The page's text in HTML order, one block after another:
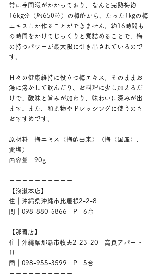
常に手間暇がかかっており、なんと完熟梅約
16kg分（約650粒）の梅酢から、たった1kgの梅
エキスしか作ることができません。約16時間も
の時間をかけてじっくりと煮詰めることで、梅
の持つパワーが最大限に引き出されているので
す。
日々の健康維持に役立つ梅エキス。そのままお
湯に溶かして飲んだり、お料理に少し加えるだ
けで、酸味と旨みが加わり、味わいに深みが出
ます。また、和え物やドレッシングに使うのも
おすすめです。
原材料｜梅エキス（梅酢由来）（梅（国産）、
食塩）
内容量｜90g
ーーーーーーーーーー
【泡瀬本店】
住｜沖縄県沖縄市比屋根2-2-8
問｜098-880-6866　P｜6台
ーーーーーーーーーー
【那覇店】
住｜沖縄県那覇市牧志2-23-20　高良アパート
1F
問｜098-955-3599　P｜5台
ーーーーーーーーーー